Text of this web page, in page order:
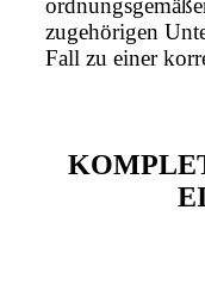
zugehörigen
Fall zu einer